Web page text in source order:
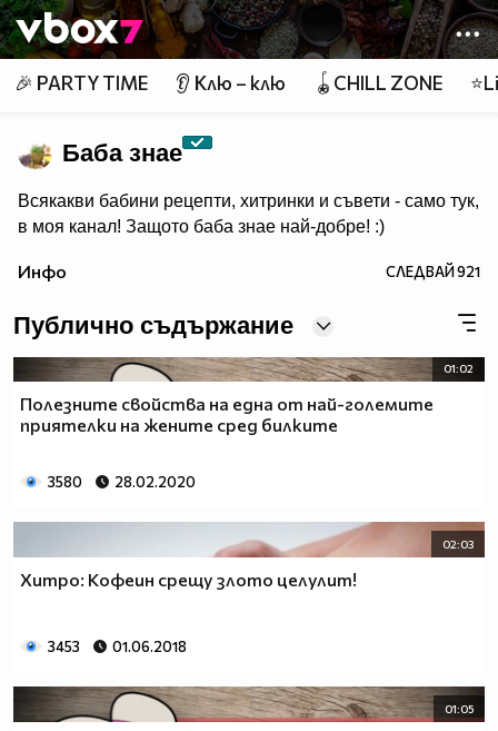
Member of
👾
🎉 PARTY TIME 👂 Клю – клю 🪀CHILL ZONE
Баба знае
Всякакви бабини рецепти, хитринки и съвети - само тук,
в моя канал! Защото баба знае най-добре! :)
Инфо СЛЕДВАЙ921
Публично съдържание
01:02
Полезните свойства на една от най-големите
приятелки на жените сред билките
3580 28.02.2020
02:03
Хитро: Кофеин срещу злото целулит!
3453 01.06.2018
01:05